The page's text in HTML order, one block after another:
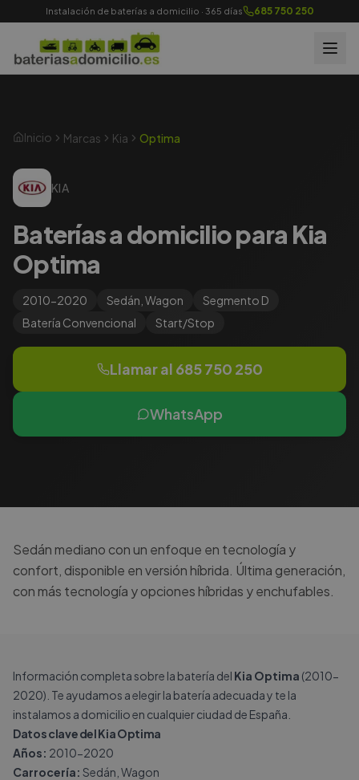
Instalación de baterías a domicilio · 365 días 685 750 250
Inicio Marcas Kia Optima
KIA
Baterías a domicilio para Kia
Optima
2010-2020 Sedán, Wagon Segmento D
Batería Convencional Start/Stop
Llamar al 685 750 250
WhatsApp
Sedán mediano con un enfoque en tecnología y
confort, disponible en versión híbrida. Última generación,
con más tecnología y opciones híbridas y enchufables.
Información completa sobre la batería del Kia Optima (2010-
2020). Te ayudamos a elegir la batería adecuada y te la
instalamos a domicilio en cualquier ciudad de España.
Datos clave del Kia Optima
Años: 2010-2020
Carrocería: Sedán, Wagon